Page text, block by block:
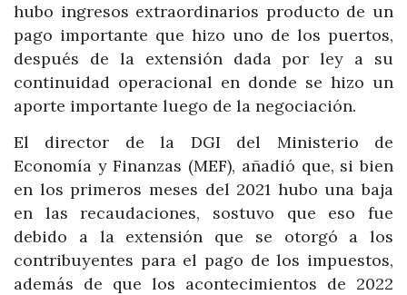
hubo ingresos extraordinarios producto de un
pago importante que hizo uno de los puertos,
después de la extensión dada por ley a su
continuidad operacional en donde se hizo un
aporte importante luego de la negociación.
El director de la DGI del Ministerio de
Economía y Finanzas (MEF), añadió que, si bien
en los primeros meses del 2021 hubo una baja
en las recaudaciones, sostuvo que eso fue
debido a la extensión que se otorgó a los
contribuyentes para el pago de los impuestos,
además de que los acontecimientos de 2022